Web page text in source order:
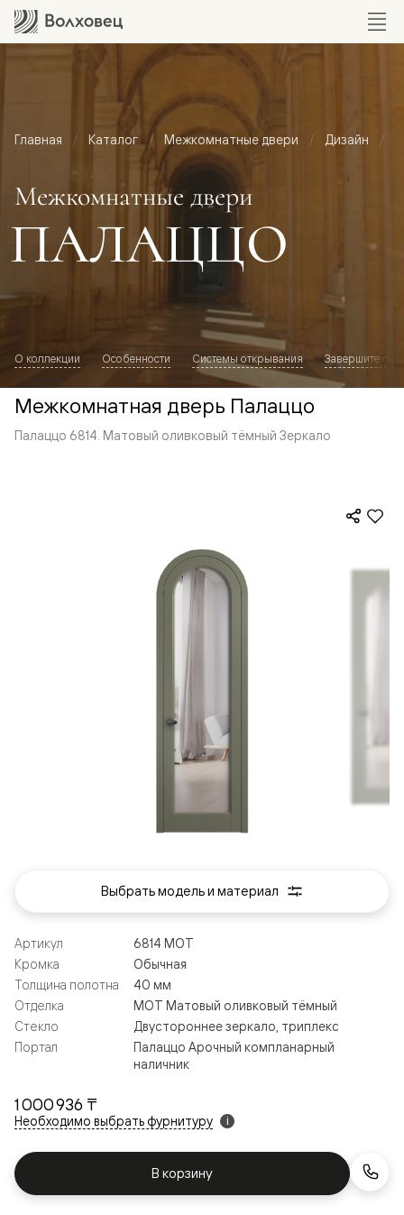
Главная Каталог Межкомнатные двери Дизайн
Межкомнатные двери
ПАЛАЦЦО
О коллекции Особенности Системы открывания Завершите
Межкомнатная дверь Палаццо
Палаццо 6814. Матовый оливковый тёмный Зеркало
1 000 936 ₸
Необходимо выбрать фурнитуру i
В корзину
Артикул
6814 МОТ
Кромка
Обычная
Толщина полотна
40 мм
Отделка
МОТ Матовый оливковый тёмный
Стекло
Двустороннее зеркало, триплекс
Портал
Палаццо Арочный компланарный
наличник
Выбрать модель и материал